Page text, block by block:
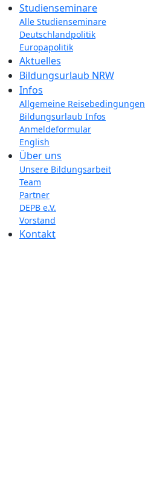
Studienseminare
Alle Studienseminare
Deutschlandpolitik
Europapolitik
Aktuelles
Bildungsurlaub NRW
Infos
Allgemeine Reisebedingungen
Bildungsurlaub Infos
Anmeldeformular
English
Über uns
Unsere Bildungsarbeit
Team
Partner
DEPB e.V.
Vorstand
Kontakt